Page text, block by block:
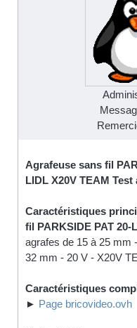
Agrafeuse sans fil
LIDL X20V TEAM
Caractéristiques
fil PARKSIDE PAT 20-
agrafes de 15 à 25 mm
32 mm - 20 V - X20V
Caractéristiques
► Page bricovideo.ovh